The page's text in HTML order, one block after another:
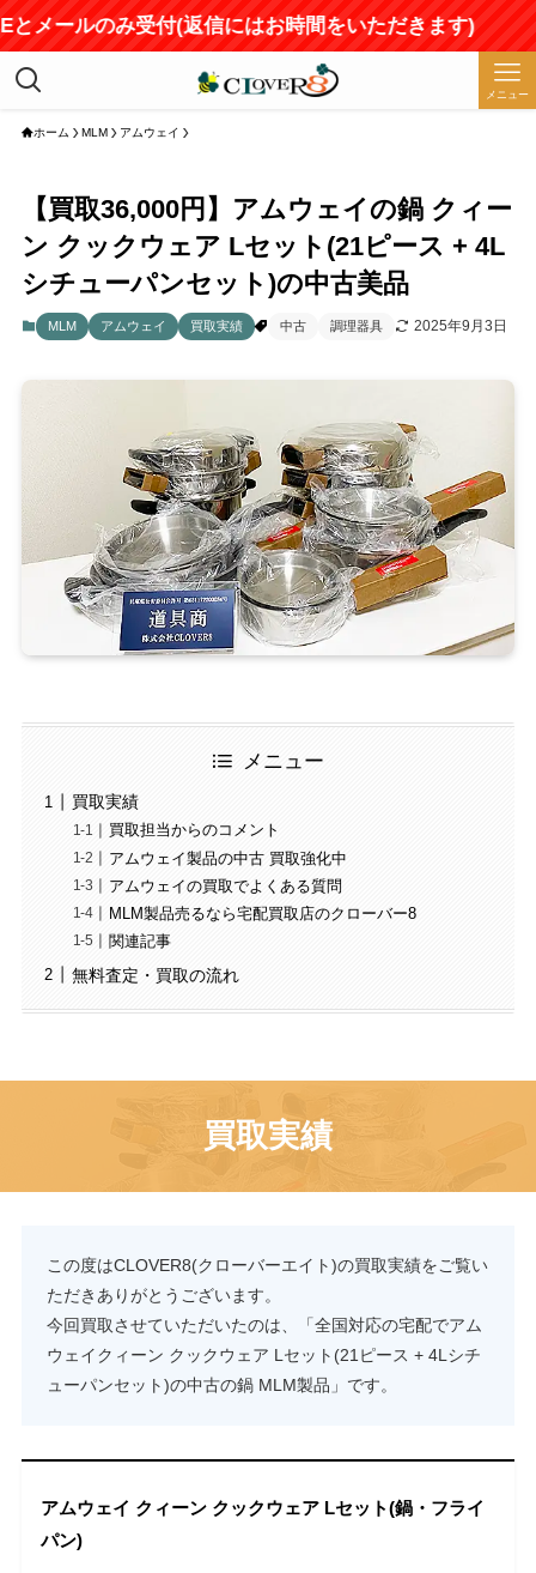
ルのみ受付(返信にはお時間をいただきます)
メニュー
ホーム MLM アムウェイ
【買取36,000円】アムウェイの鍋 クィー
ン クックウェア Lセット(21ピース + 4L
シチューパンセット)の中古美品
MLM アムウェイ 買取実績 中古 調理器具 2025年9月3日
メニュー
買取実績
買取担当からのコメント
アムウェイ製品の中古 買取強化中
アムウェイの買取でよくある質問
MLM製品売るなら宅配買取店のクローバー8
関連記事
無料査定・買取の流れ
買取実績
この度はCLOVER8(クローバーエイト)の買取実績をご覧い
ただきありがとうございます。
今回買取させていただいたのは、「全国対応の宅配でアム
ウェイクィーン クックウェア Lセット(21ピース + 4Lシチ
ューパンセット)の中古の鍋 MLM製品」です。
アムウェイ クィーン クックウェア Lセット(鍋・フライ
パン)